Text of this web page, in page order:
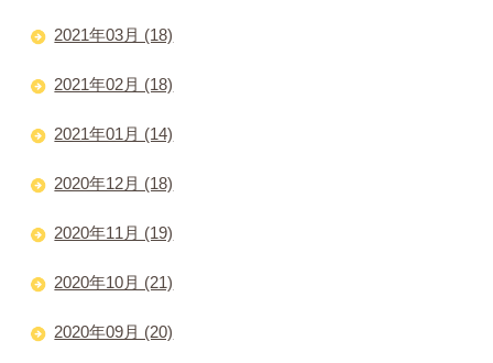
2021年03月 (18)
2021年02月 (18)
2021年01月 (14)
2020年12月 (18)
2020年11月 (19)
2020年10月 (21)
2020年09月 (20)